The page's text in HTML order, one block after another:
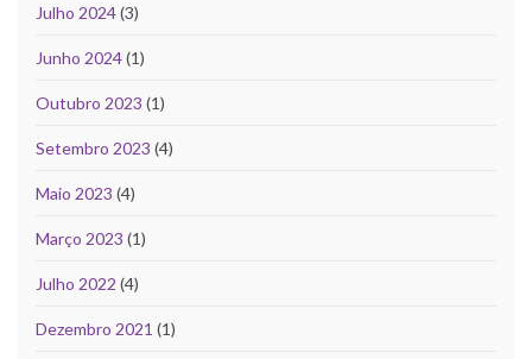
Julho 2024(3)
Junho 2024(1)
Outubro 2023 (1)
Setembro 2023 (4)
Maio 2023 (4)
Março 2023 (1)
Julho 2022 (4)
Dezembro 2021 (1)